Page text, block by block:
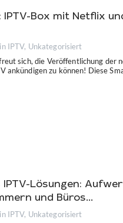
IPTV-Box mit Netflix
in IPTV, Unkategorisiert
sich, die Veröffentlichung der
ankündigen zu können! Diese
IPTV-Lösungen:
und Büros...
in IPTV, Unkategorisiert